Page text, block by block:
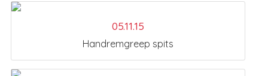
05.11.15
Handremgreep spits